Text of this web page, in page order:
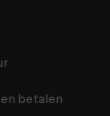
betalen